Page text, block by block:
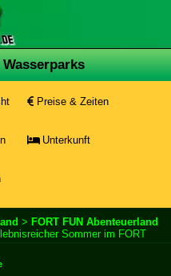
Wasserparks
Preise & Zeiten
Unterkunft
> FORT FUN Abenteuerland
Sommer im FORT